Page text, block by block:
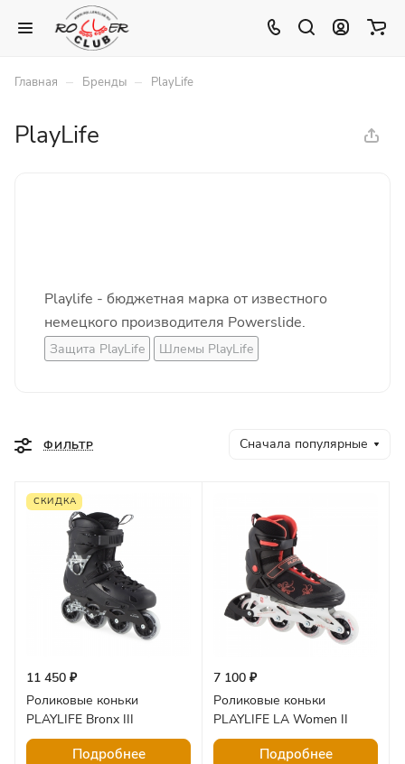
Главная – Бренды – PlayLife
PlayLife
Playlife - бюджетная марка от известного
немецкого производителя Powerslide.
Защита PlayLife Шлемы PlayLife
ФИЛЬТР Сначала популярные
СКИДКА
11 450 ₽
Роликовые коньки
PLAYLIFE Bronx III
Подробнее
7 100 ₽
Роликовые коньки
PLAYLIFE LA Women II
Подробнее